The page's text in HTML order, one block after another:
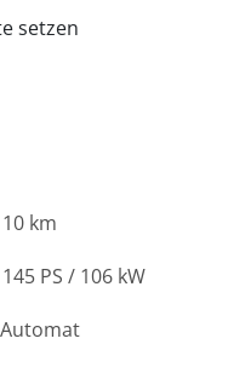
setzen
10 km
145 PS / 106 kW
Automat